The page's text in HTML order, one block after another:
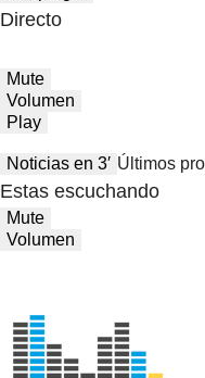
Directo
Mute
Volumen
Play
Noticias en 3′ Últimos
Estas escuchando
Mute
Volumen